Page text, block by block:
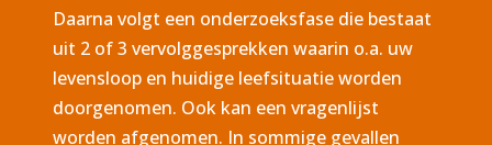
Daarna volgt een onderzoeksfase die bestaat
uit 2 of 3 vervolggesprekken waarin o.a. uw
levensloop en huidige leefsituatie worden
doorgenomen. Ook kan een vragenlijst
worden afgenomen. In sommige gevallen